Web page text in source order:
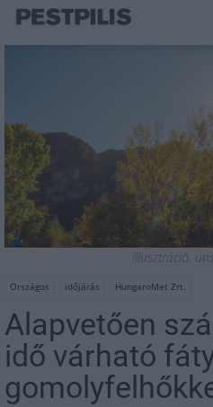
Illusztráció,
Országos időjárás HungaroMet Zrt.
Alapvetően
idő várható